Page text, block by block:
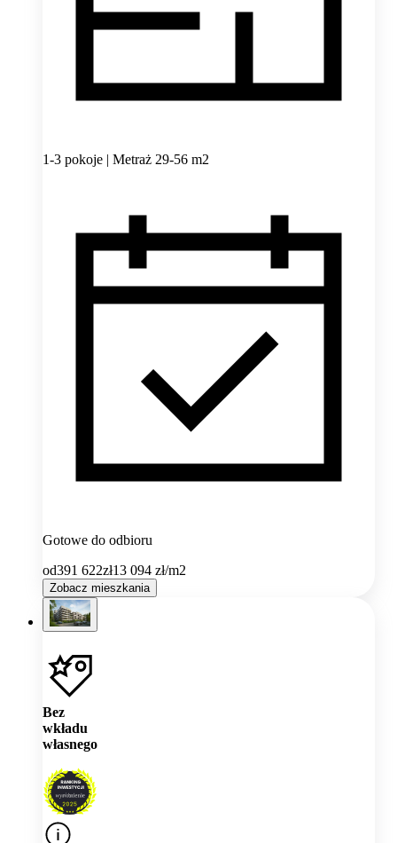
1-3 pokoje | Metraż 29-56 m2
Gotowe do odbioru
od391 622zł13 094 zł/m2
Zobacz mieszkania
Bez
wkładu
własnego